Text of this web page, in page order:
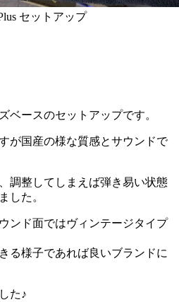
セットアップ
ベースのセットアップです。
が国産の様な質感とサウンドで
調整してしまえば弾き易い状態
した。
ンド面ではヴィンテージタイプ
る様子であれば良いブランドに
た♪